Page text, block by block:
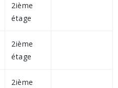
2ième
étage
2ième
étage
2ième